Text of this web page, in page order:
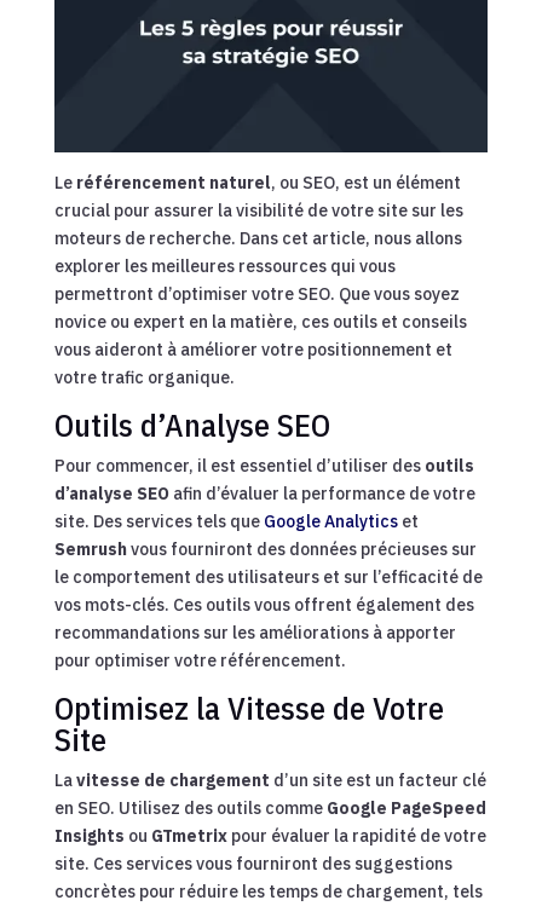
Le référencement naturel, ou SEO, est un élément
crucial pour assurer la visibilité de votre site sur les
moteurs de recherche. Dans cet article, nous allons
explorer les meilleures ressources qui vous
permettront d’optimiser votre SEO. Que vous soyez
novice ou expert en la matière, ces outils et conseils
vous aideront à améliorer votre positionnement et
votre trafic organique.
Outils d’Analyse SEO
Pour commencer, il est essentiel d’utiliser des outils
d’analyse SEO afin d’évaluer la performance de votre
site. Des services tels que Google Analyticset
Semrushvous fourniront des données précieuses sur
le comportement des utilisateurs et sur l’efficacité de
vos mots-clés. Ces outils vous offrent également des
recommandations sur les améliorations à apporter
pour optimiser votre référencement.
Optimisez la Vitesse de Votre
Site
Lavitesse de chargement d’un site est un facteur clé
en SEO. Utilisez des outils comme Google PageSpeed
Insights ou GTmetrixpour évaluer la rapidité de votre
site. Ces services vous fourniront des suggestions
concrètes pour réduire les temps de chargement, tels